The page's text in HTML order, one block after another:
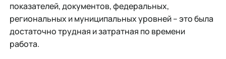
показателей, документов, федеральных,
региональных и муниципальных уровней – это была
достаточно трудная и затратная по времени
работа.